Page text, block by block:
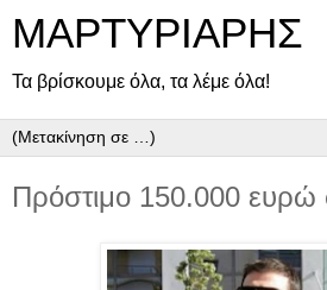
ΜΑΡΤΥΡΙΑΡΗΣ
Τα βρίσκουμε όλα, τα λέμε όλα!
Πρόστιμο 150.000